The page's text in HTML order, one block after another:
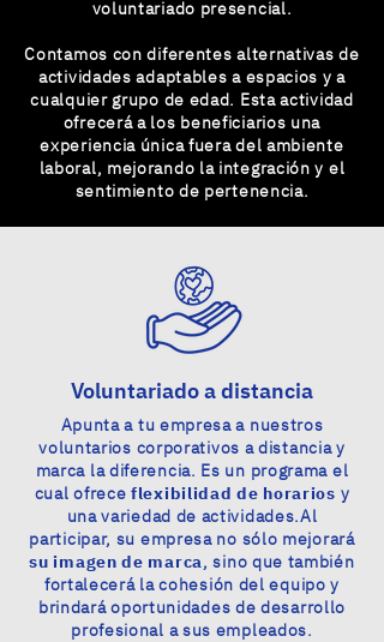
voluntariado presencial.
Contamos con diferentes alternativas de
actividades adaptables a espacios y a
cualquier grupo de edad. Esta actividad
ofrecerá a los beneficiarios una
experiencia única fuera del ambiente
laboral, mejorando la integración y el
sentimiento de pertenencia.
Voluntariado a distancia
Apunta a tu empresa a nuestros
voluntarios corporativos a distancia y
marca la diferencia. Es un programa el
cual ofreceflexibilidad de horarios y
una variedad de actividades.Al
participar, su empresa no sólo mejorará
su imagen de marca, sino que también
fortalecerá la cohesión del equipo y
brindará oportunidades de desarrollo
profesional a sus empleados.